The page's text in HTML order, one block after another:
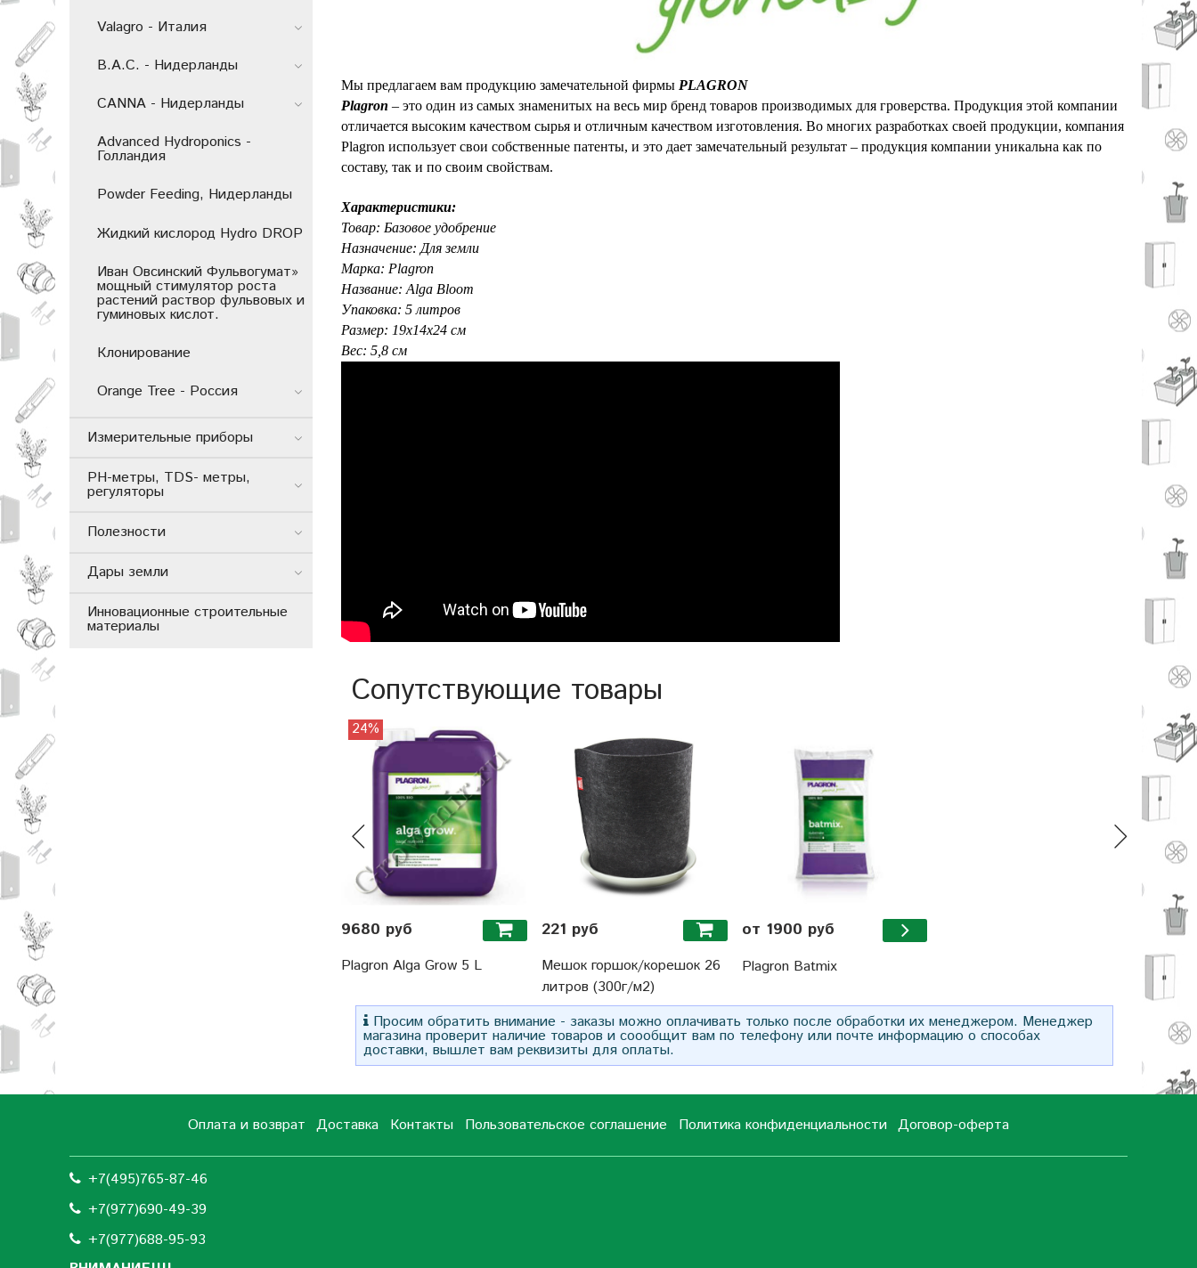
Мы предлагаем вам продукцию замечательной фирмы PLAGRON
Plagron – это один из самых знаменитых на весь мир бренд товаров производимых для гроверства. Продукция этой компании
отличается высоким качеством сырья и отличным качеством изготовления. Во многих разработках своей продукции, компания
Plagron использует свои собственные патенты, и это дает замечательный результат – продукция компании уникальна как по
составу, так и по своим свойствам.
Характеристики:
Товар: Базовое удобрение
Назначение: Для земли
Марка: Plagron
Название: Alga Bloom
Упаковка: 5 литров
Размер: 19х14х24 см
Вес: 5,8 см
Сопутствующие товары
24%
9680 руб
Plagron Alga Grow 5 L
221 руб
Мешок горшок/корешок 26
литров (300г/м2)
от 1900 руб
Plagron Batmix
Просим обратить внимание - заказы можно оплачивать только после обработки их менеджером. Менеджер
магазина проверит наличие товаров и соообщит вам по телефону или почте информацию о способах
доставки, вышлет вам реквизиты для оплаты.
Valagro - Италия
B.A.C. - Нидерланды
CANNA - Нидерланды
Advanced Hydroponics -
Голландия
Powder Feeding, Нидерланды
Жидкий кислород Hydro DROP
Иван Овсинский Фульвогумат»
мощный стимулятор роста
растений раствор фульвовых и
гуминовых кислот.
Клонирование
Orange Tree - Россия
Измерительные приборы
РН-метры, TDS- метры,
регуляторы
Полезности
Дары земли
Инновационные строительные
материалы
Оплата и возврат Доставка Контакты Пользовательское соглашение Политика конфиденциальности Договор-оферта
+7(495)765-87-46
+7(977)690-49-39
+7(977)688-95-93